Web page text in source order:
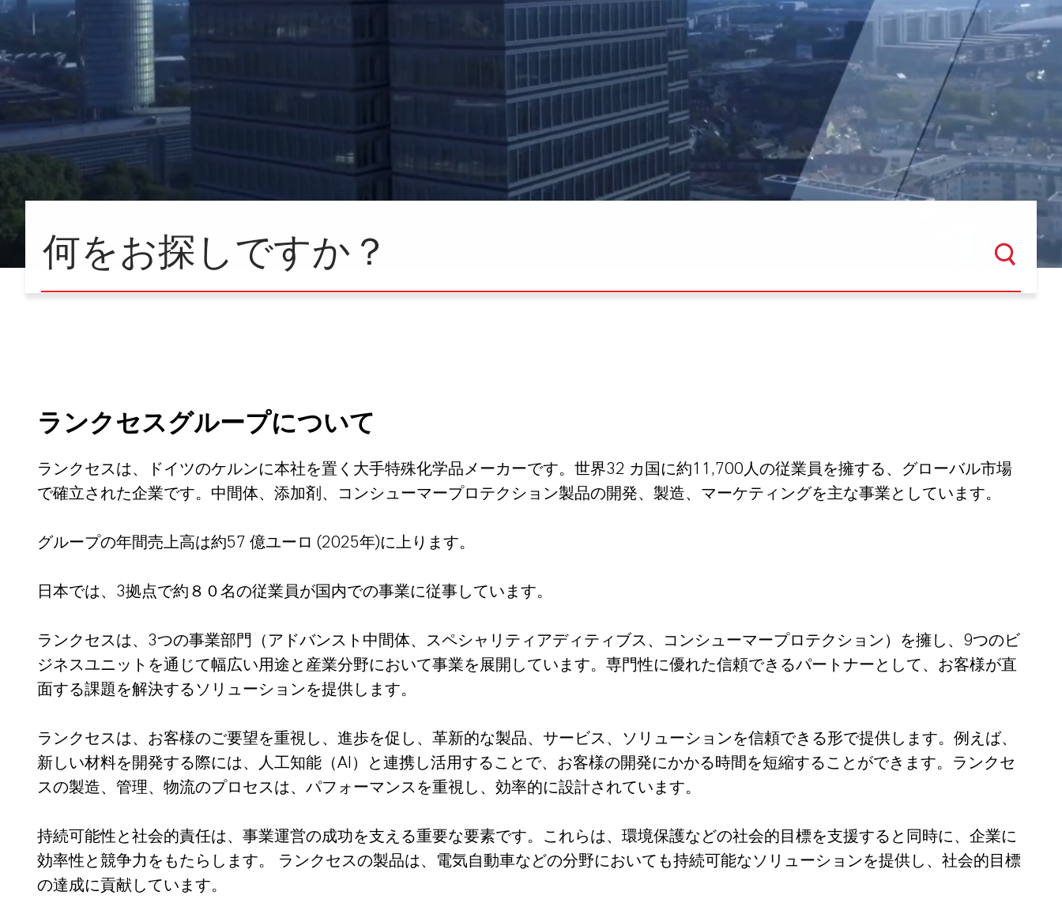
ランクセスグループについて
ランクセスは、ドイツのケルンに本社を置く大手特殊化学品メーカーです。世界32 カ国に約11,700人の従業員を擁する、グローバル市場
で確立された企業です。中間体、添加剤、コンシューマープロテクション製品の開発、製造、マーケティングを主な事業としています。
グループの年間売上高は約57 億ユーロ (2025年)に上ります。
日本では、3拠点で約８０名の従業員が国内での事業に従事しています。
ランクセスは、3つの事業部門（アドバンスト中間体、スペシャリティアディティブス、コンシューマープロテクション）を擁し、9つのビ
ジネスユニットを通じて幅広い用途と産業分野において事業を展開しています。専門性に優れた信頼できるパートナーとして、お客様が直
面する課題を解決するソリューションを提供します。
ランクセスは、お客様のご要望を重視し、進歩を促し、革新的な製品、サービス、ソリューションを信頼できる形で提供します。例えば、
新しい材料を開発する際には、人工知能（AI）と連携し活用することで、お客様の開発にかかる時間を短縮することができます。ランクセ
スの製造、管理、物流のプロセスは、パフォーマンスを重視し、効率的に設計されています。
持続可能性と社会的責任は、事業運営の成功を支える重要な要素です。これらは、環境保護などの社会的目標を支援すると同時に、企業に
効率性と競争力をもたらします。 ランクセスの製品は、電気自動車などの分野においても持続可能なソリューションを提供し、社会的目標
の達成に貢献しています。